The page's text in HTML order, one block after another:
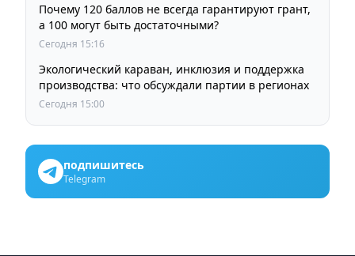
Почему 120 баллов не всегда гарантируют грант,
а 100 могут быть достаточными?
Сегодня 15:16
Экологический караван, инклюзия и поддержка
производства: что обсуждали партии в регионах
Сегодня 15:00
подпишитесь
Telegram